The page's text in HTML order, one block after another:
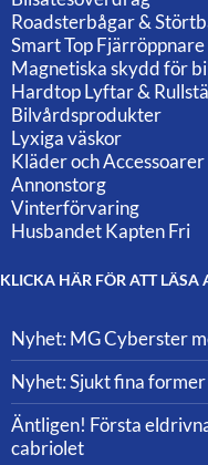
Roadsterbågar &
Smart Top
Magnetiska skydd för
Hardtop Lyftar &
Bilvårdsprodukter
Lyxiga väskor
Kläder och Accessoarer
Annonstorg
Vinterförvaring
Husbandet Kapten Fri
KLICKA HÄR FÖR ATT
Nyhet: MG Cyberster
Nyhet: Sjukt fina
Äntligen! Första
cabriolet